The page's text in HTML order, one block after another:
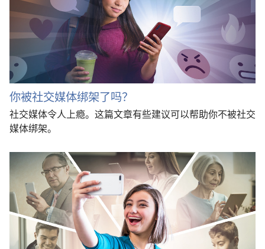
你被社交媒体绑架了吗？
社交媒体令人上瘾。这篇文章有些建议可以帮助你不被社交
媒体绑架。